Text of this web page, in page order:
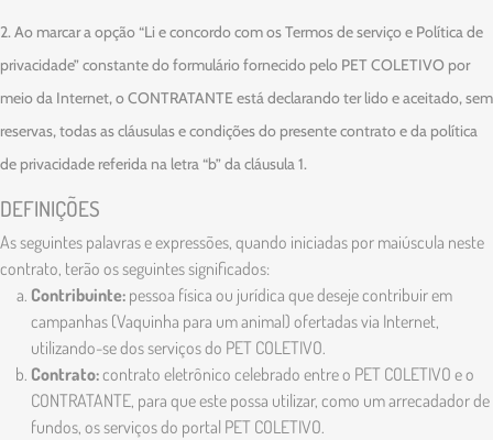
2. Ao marcar a opção “Li e concordo com os Termos de serviço e Política de
privacidade” constante do formulário fornecido pelo PET COLETIVO por
meio da Internet, o CONTRATANTE está declarando ter lido e aceitado, sem
reservas, todas as cláusulas e condições do presente contrato e da política
de privacidade referida na letra “b” da cláusula 1.
DEFINIÇÕES
As seguintes palavras e expressões, quando iniciadas por maiúscula neste
contrato, terão os seguintes significados:
Contribuinte: pessoa física ou jurídica que deseje contribuir em
campanhas (Vaquinha para um animal) ofertadas via Internet,
utilizando-se dos serviços do PET COLETIVO.
Contrato:contrato eletrônico celebrado entre o PET COLETIVO e o
CONTRATANTE, para que este possa utilizar, como um arrecadador de
fundos, os serviços do portal PET COLETIVO.